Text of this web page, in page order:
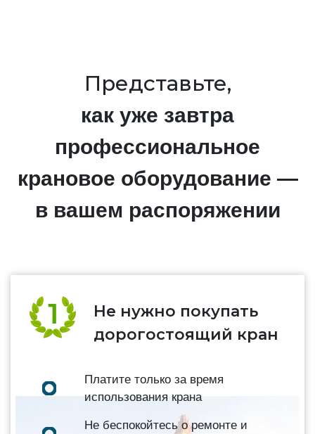
Представьте,
как уже завтра
профессиональное
крановое оборудование —
в вашем распоряжении
Не нужно покупать
дорогостоящий кран
Платите только за время
использования крана
Не беспокойтесь о ремонте и